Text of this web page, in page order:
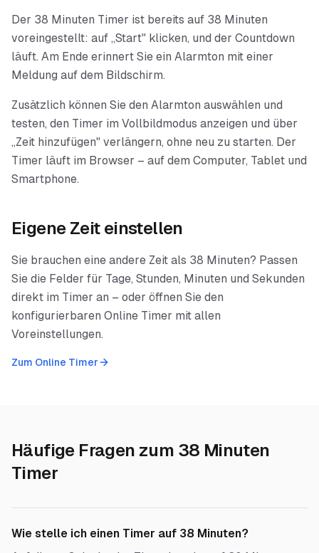
Der 38 Minuten Timer ist bereits auf 38 Minuten
voreingestellt: auf „Start" klicken, und der Countdown
läuft. Am Ende erinnert Sie ein Alarmton mit einer
Meldung auf dem Bildschirm.
Zusätzlich können Sie den Alarmton auswählen und
testen, den Timer im Vollbildmodus anzeigen und über
„Zeit hinzufügen" verlängern, ohne neu zu starten. Der
Timer läuft im Browser – auf dem Computer, Tablet und
Smartphone.
Eigene Zeit einstellen
Sie brauchen eine andere Zeit als 38 Minuten? Passen
Sie die Felder für Tage, Stunden, Minuten und Sekunden
direkt im Timer an – oder öffnen Sie den
konfigurierbaren Online Timer mit allen
Voreinstellungen.
Zum Online Timer
Häufige Fragen zum 38 Minuten
Timer
Wie stelle ich einen Timer auf 38 Minuten?